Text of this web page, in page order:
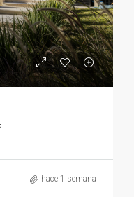
hace 1 semana